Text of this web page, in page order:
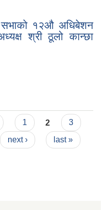
सभाको १२औ अधिबेशन
श्री ठूलो कान्छा
1 2
3
next › last »